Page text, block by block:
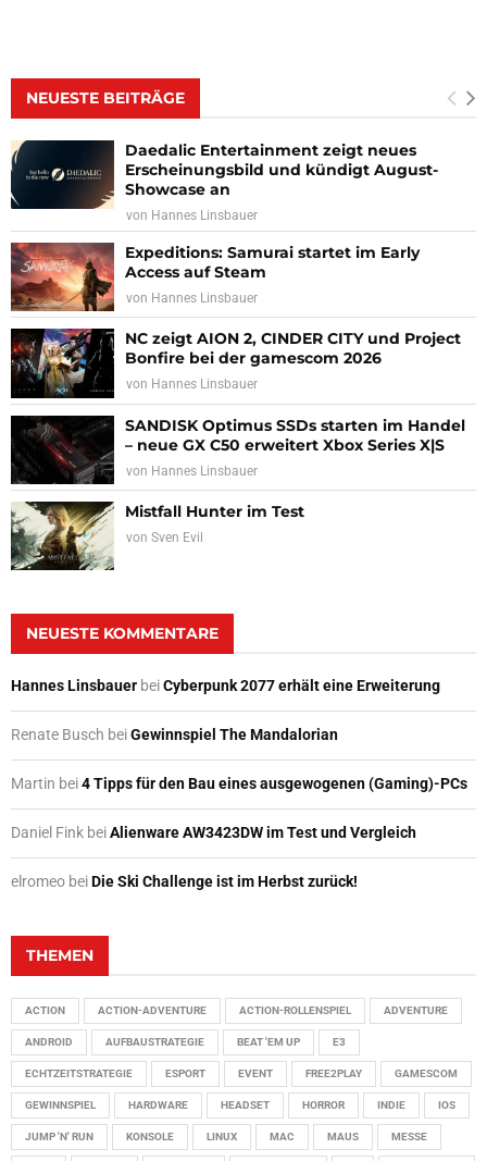
NEUESTE BEITRÄGE
Daedalic Entertainment zeigt neues
Erscheinungsbild und kündigt August-
Showcase an
von Hannes Linsbauer
Expeditions: Samurai startet im Early
Access auf Steam
von Hannes Linsbauer
NC zeigt AION 2, CINDER CITY und Project
Bonfire bei der gamescom 2026
von Hannes Linsbauer
SANDISK Optimus SSDs starten im Handel
– neue GX C50 erweitert Xbox Series X|S
von Hannes Linsbauer
Mistfall Hunter im Test
von Sven Evil
NEUESTE KOMMENTARE
Hannes Linsbauer beiCyberpunk 2077 erhält eine Erweiterung
Renate Busch beiGewinnspiel The Mandalorian
Martin bei4 Tipps für den Bau eines ausgewogenen (Gaming)-PCs
Daniel Fink beiAlienware AW3423DW im Test und Vergleich
elromeo beiDie Ski Challenge ist im Herbst zurück!
THEMEN
ACTION ACTION-ADVENTURE ACTION-ROLLENSPIEL ADVENTURE
ANDROID AUFBAUSTRATEGIE BEAT 'EM UP E3
ECHTZEITSTRATEGIE ESPORT EVENT FREE2PLAY GAMESCOM
GEWINNSPIEL HARDWARE HEADSET HORROR INDIE IOS
JUMP 'N' RUN KONSOLE LINUX MAC MAUS MESSE